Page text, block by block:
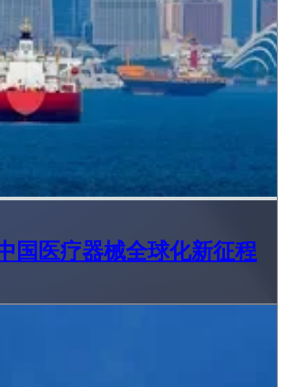
国医疗器械全球化新征程